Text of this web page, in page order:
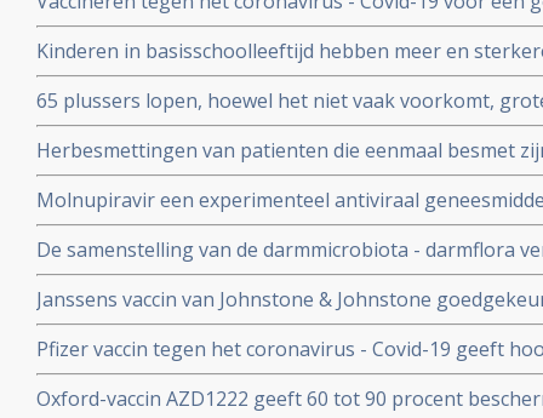
patienten en kan duizenden sterfgevallen
studie.
Kinderen in basisschoolleeftijd hebben meer en
besmet te zijn geweest met het coronavirus - Covid-19
65 plussers lopen, hoewel het niet vaak voorkomt,
besmetting met het coronavirus - Covid-19 dan
Herbesmettingen van patienten die eenmaal besmet
- Covid-19 komen zelden voor blijkt uit nieuwe
Molnupiravir een experimenteel antiviraal
virussen, waaronder coronavirussen en specifiek
coronavirus verdwenen bij alle deelnemende patienten.
De samenstelling van de darmmicrobiota - darmflora
COVID-19, vooral de functies in het darmmicrobioom
immuunreacties beinvloeden de ernst van de ziekte
Janssens vaccin van Johnstone & Johnstone
vaccin tegen het coronavirus.
Pfizer vaccin tegen het coronavirus - Covid-19 geeft
met 90 procent effectiviteit, maar er zijn nog veel
Oxford-vaccin AZD1222 geeft 60 tot 90 procent